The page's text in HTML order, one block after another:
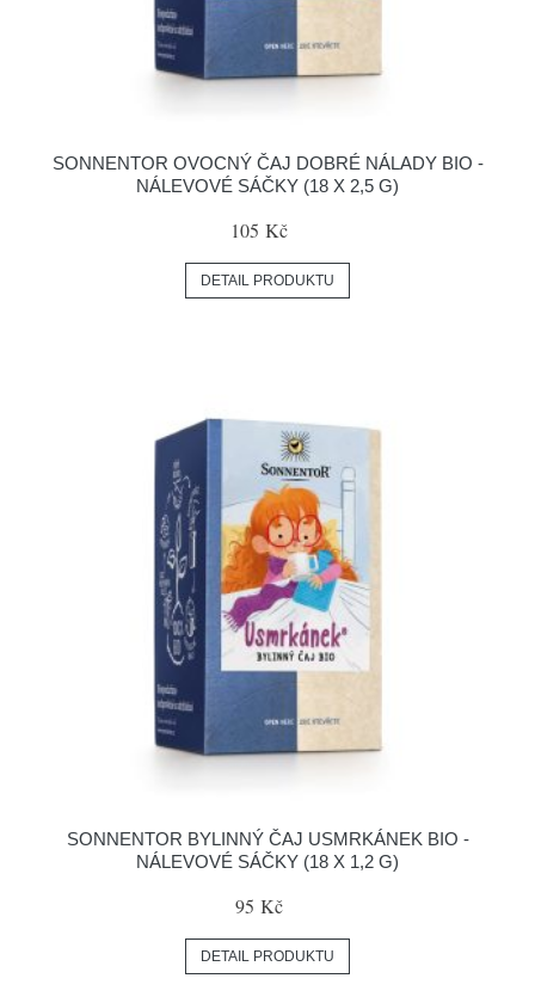
SONNENTOR OVOCNÝ ČAJ DOBRÉ NÁLADY BIO -
NÁLEVOVÉ SÁČKY (18 X 2,5 G)
105 Kč
DETAIL PRODUKTU
SONNENTOR BYLINNÝ ČAJ USMRKÁNEK BIO -
NÁLEVOVÉ SÁČKY (18 X 1,2 G)
95 Kč
DETAIL PRODUKTU